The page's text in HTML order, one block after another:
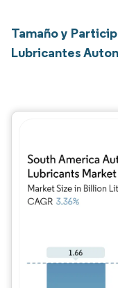
Tamaño y
Lubricantes